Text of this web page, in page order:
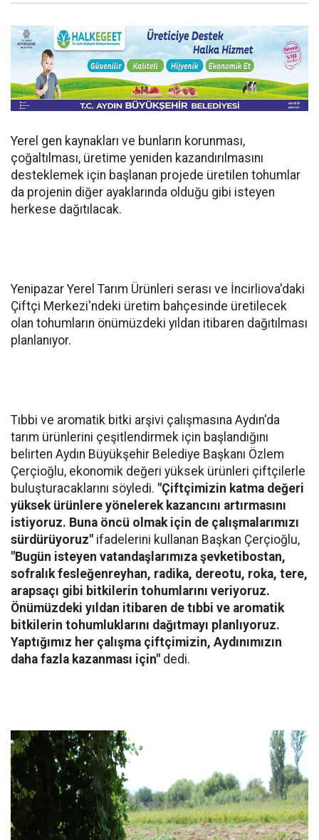
Yerel gen kaynakları ve bunların korunması,
çoğaltılması, üretime yeniden kazandırılmasını
desteklemek için başlanan projede üretilen tohumlar
da projenin diğer ayaklarında olduğu gibi isteyen
herkese dağıtılacak.
Yenipazar Yerel Tarım Ürünleri serası ve İncirliova'daki
Çiftçi Merkezi'ndeki üretim bahçesinde üretilecek
olan tohumların önümüzdeki yıldan itibaren dağıtılması
planlanıyor.
Tıbbi ve aromatik bitki arşivi çalışmasına Aydın'da
tarım ürünlerini çeşitlendirmek için başlandığını
belirten Aydın Büyükşehir Belediye Başkanı Özlem
Çerçioğlu, ekonomik değeri yüksek ürünleri çiftçilerle
buluşturacaklarını söyledi. "Çiftçimizin katma değeri
yüksek ürünlere yönelerek kazancını artırmasını
istiyoruz. Buna öncü olmak için de çalışmalarımızı
sürdürüyoruz" ifadelerini kullanan Başkan Çerçioğlu,
"Bugün isteyen vatandaşlarımıza şevketibostan,
sofralık fesleğenreyhan, radika, dereotu, roka, tere,
arapsaçı gibi bitkilerin tohumlarını veriyoruz.
Önümüzdeki yıldan itibaren de tıbbi ve aromatik
bitkilerin tohumluklarını dağıtmayı planlıyoruz.
Yaptığımız her çalışma çiftçimizin, Aydınımızın
daha fazla kazanması için" dedi.